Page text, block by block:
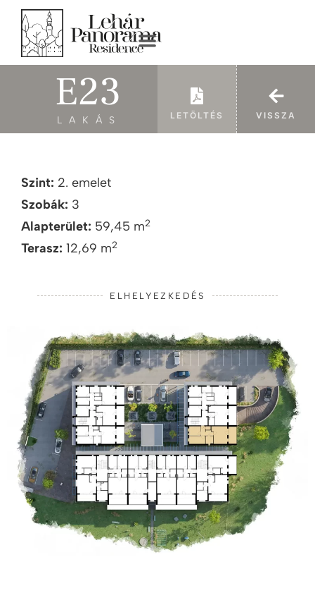
E23
LAKÁS LETÖLTÉS VISSZA
Szint: 2. emelet
Szobák: 3
Alapterület: 59,45 m2
Terasz: 12,69 m2
ELHELYEZKEDÉS